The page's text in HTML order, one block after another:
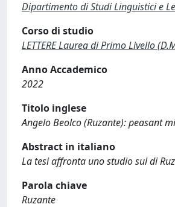
Dipartimento di Studi Linguistici e
Corso di studio
LETTERE Laurea di Primo Livello
Anno Accademico
2022
Titolo inglese
Angelo Beolco (Ruzante): peasant
Abstract in italiano
La tesi affronta uno studio sul di
Parola chiave
Ruzante